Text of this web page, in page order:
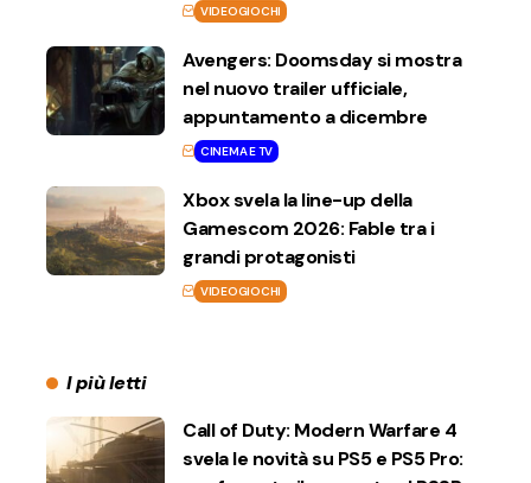
VIDEOGIOCHI
Avengers: Doomsday si mostra
nel nuovo trailer ufficiale,
appuntamento a dicembre
CINEMA E TV
Xbox svela la line-up della
Gamescom 2026: Fable tra i
grandi protagonisti
VIDEOGIOCHI
I più letti
Call of Duty: Modern Warfare 4
svela le novità su PS5 e PS5 Pro: